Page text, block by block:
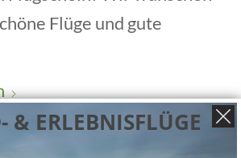
Flüge und gute
& ERLEBNISFLÜGE